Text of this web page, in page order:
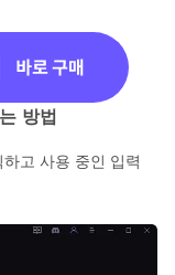
방법
고 사용 중인 입력